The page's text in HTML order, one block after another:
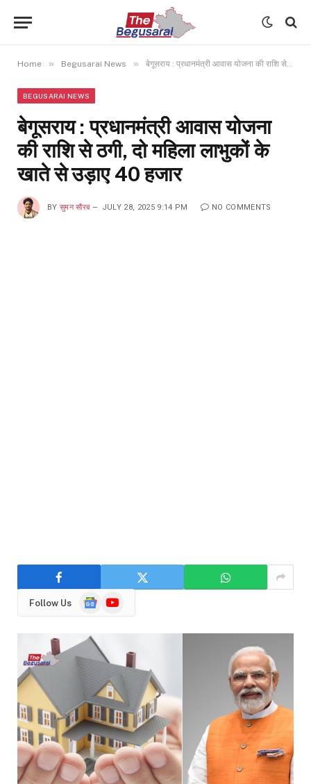
Home » Begusarai News » बेगूसराय : प्रधानमंत्री आवास योजना की राशि से ठगी, दो महिला लाभुकों के खाते से उड़ाए 40 हजार
BEGUSARAI NEWS
बेगूसराय : प्रधानमंत्री आवास योजना
की राशि से ठगी, दो महिला लाभुकों के
खाते से उड़ाए 40 हजार
BY सुमन सौरब JULY 28, 2025 9:14 PM NO COMMENTS
Follow Us
GoogleYouTube